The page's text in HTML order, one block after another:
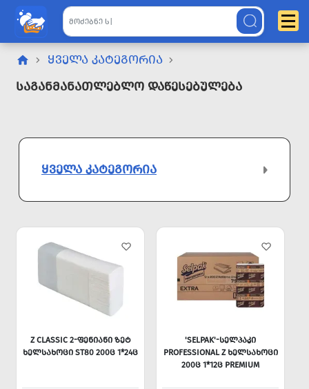
ᲧᲕᲔᲚᲐ ᲙᲐᲢᲔᲒᲝᲠᲘᲐ
Საგანმანათლებლო Დაწესებულება
ᲧᲕᲔᲚᲐ ᲙᲐᲢᲔᲒᲝᲠᲘᲐ
Z CLASSIC 2-ᲤᲔᲜᲘᲐᲜᲘ ᲖᲔᲢ
ᲮᲔᲚᲡᲐᲮᲝᲪᲘ ST80 200Ც 1*24Ც
'SELPAK'-ᲡᲔᲚᲞᲐᲙᲘ
PROFESSIONAL Z ᲮᲔᲚᲡᲐᲮᲝᲪᲘ
200Ც 1*12Ც PREMIUM